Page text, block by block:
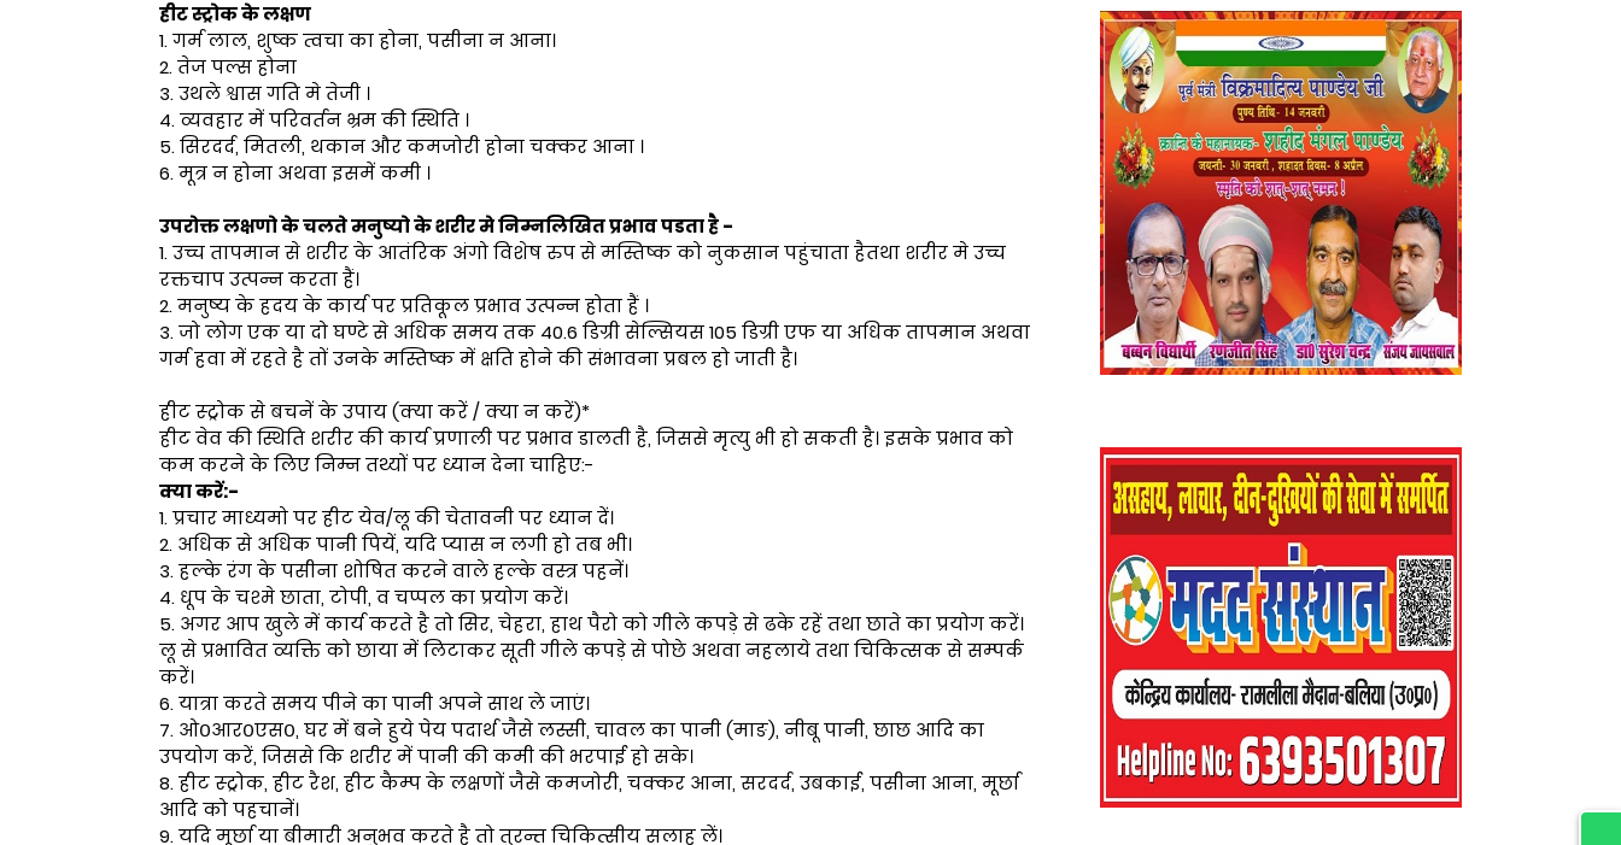
हीट स्ट्रोक के लक्षण
1. गर्म लाल, शुष्क त्वचा का होना, पसीना न आना।
2. तेज पल्स होना
3. उथले श्वास गति मे तेजी ।
4. व्यवहार में परिवर्तन भ्रम की स्थिति ।
5. सिरदर्द, मितली, थकान और कमजोरी होना चक्कर आना ।
6. मूत्र न होना अथवा इसमें कमी ।
उपरोक्त लक्षणो के चलते मनुष्यो के शरीर मे निम्नलिखित प्रभाव पडता है -
1. उच्च तापमान से शरीर के आतंरिक अंगो विशेष रुप से मस्तिष्क को नुकसान पहुंचाता हैतथा शरीर मे उच्च
रक्तचाप उत्पन्न करता हैं।
2. मनुष्य के हदय के कार्य पर प्रतिकूल प्रभाव उत्पन्न होता हैं ।
3. जो लोग एक या दो घण्टे से अधिक समय तक 40.6 डिग्री सेल्सियस 105 डिग्री एफ या अधिक तापमान अथवा
गर्म हवा में रहते है तों उनके मस्तिष्क में क्षति होने की संभावना प्रबल हो जाती है।
हीट स्ट्रोक से बचनें के उपाय (क्या करें / क्या न करें)*
हीट वेव की स्थिति शरीर की कार्य प्रणाली पर प्रभाव डालती है, जिससे मृत्यु भी हो सकती है। इसके प्रभाव को
कम करने के लिए निम्न तथ्यों पर ध्यान देना चाहिए:-
क्या करें:-
1. प्रचार माध्यमो पर हीट येव/लू की चेतावनी पर ध्यान दें।
2. अधिक से अधिक पानी पियें, यदि प्यास न लगी हो तब भी।
3. हल्के रंग के पसीना शोषित करने वाले हल्के वस्त्र पहनें।
4. धूप के चश्मे छाता, टोपी, व चप्पल का प्रयोग करें।
5. अगर आप खुले में कार्य करते है तो सिर, चेहरा, हाथ पैरो को गीले कपड़े से ढके रहें तथा छाते का प्रयोग करें।
लू से प्रभावित व्यक्ति को छाया में लिटाकर सूती गीले कपड़े से पोछे अथवा नहलाये तथा चिकित्सक से सम्पर्क
करें।
6. यात्रा करते समय पीने का पानी अपने साथ ले जाएं।
7. ओ०आर०एस०, घर में बने हुये पेय पदार्थ जैसे लस्सी, चावल का पानी (माङ), नीबू पानी, छाछ आदि का
उपयोग करें, जिससे कि शरीर में पानी की कमी की भरपाई हो सके।
8. हीट स्ट्रोक, हीट रैश, हीट कैम्प के लक्षणों जैसे कमजोरी, चक्कर आना, सरदर्द, उबकाई, पसीना आना, मूर्छा
आदि को पहचानें।
9. यदि मूर्छा या बीमारी अनुभव करते है तो तुरन्त चिकित्सीय सलाह लें।